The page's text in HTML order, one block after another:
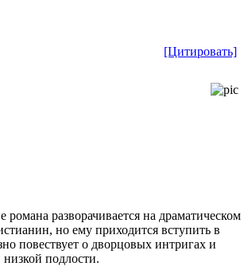
[Цитировать]
разворачивается на драматическом
но ему приходится вступить в
повествует о дворцовых интригах и
подлости.